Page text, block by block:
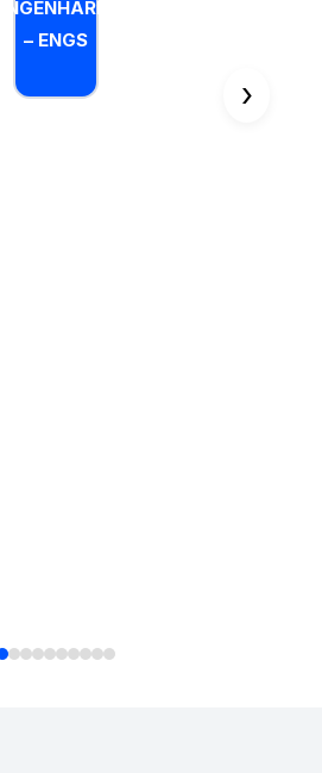
ENGENHARIA
– ENGS
ENGS
›